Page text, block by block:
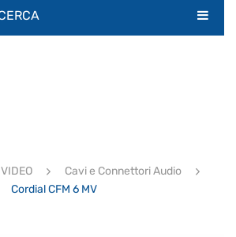
Cavi e Connettori Audio
Cordial CFM 6 MV